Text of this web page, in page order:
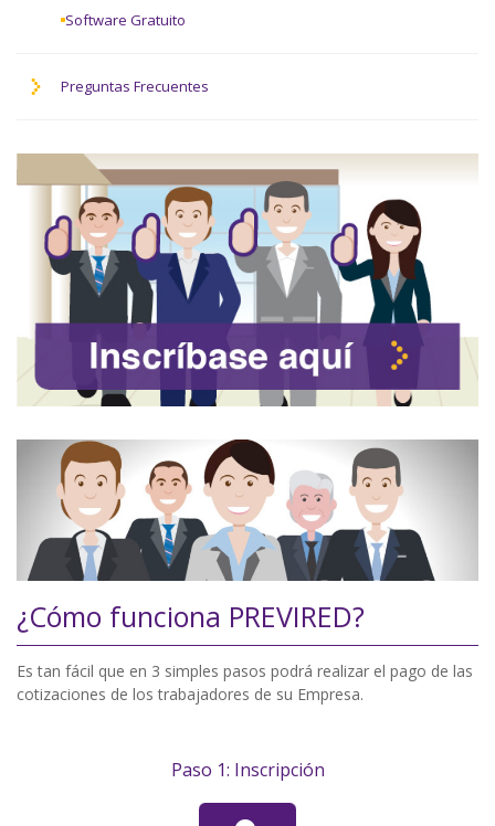
Software Gratuito
Preguntas Frecuentes
¿Cómo funciona PREVIRED?
Es tan fácil que en 3 simples pasos podrá realizar el pago de las
cotizaciones de los trabajadores de su Empresa.
Paso 1: Inscripción